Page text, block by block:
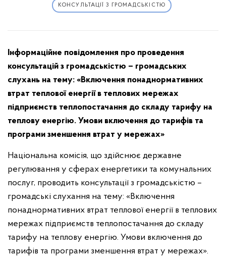
КОНСУЛЬТАЦІЇ З ГРОМАДСЬКІСТЮ
Інформаційне повідомлення про проведення
консультацій з громадськістю – громадських
слухань на тему: «Включення понаднормативних
втрат теплової енергії в теплових мережах
підприємств теплопостачання до складу тарифу на
теплову енергію. Умови включення до тарифів та
програми зменшення втрат у мережах»
Національна комісія, що здійснює державне
регулювання у сферах енергетики та комунальних
послуг, проводить консультації з громадськістю –
громадські слухання на тему: «Включення
понаднормативних втрат теплової енергії в теплових
мережах підприємств теплопостачання до складу
тарифу на теплову енергію. Умови включення до
тарифів та програми зменшення втрат у мережах».